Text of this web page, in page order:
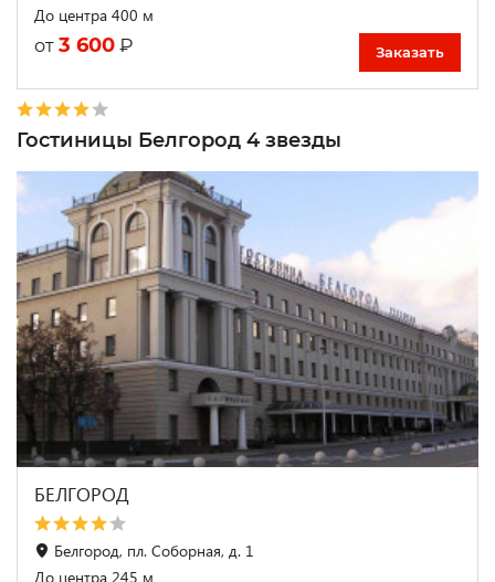
До центра 400 м
от 3 600 ₽ Заказать
Гостиницы Белгород 4 звезды
БЕЛГОРОД
Белгород, пл. Соборная, д. 1
До центра 245 м